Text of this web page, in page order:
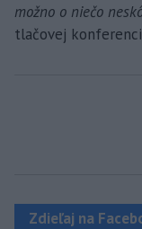
možno o niečo
tlačovej
Zdieľaj na